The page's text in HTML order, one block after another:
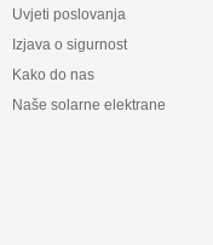
Uvjeti poslovanja
Izjava o sigurnost
Kako do nas
Naše solarne elektrane